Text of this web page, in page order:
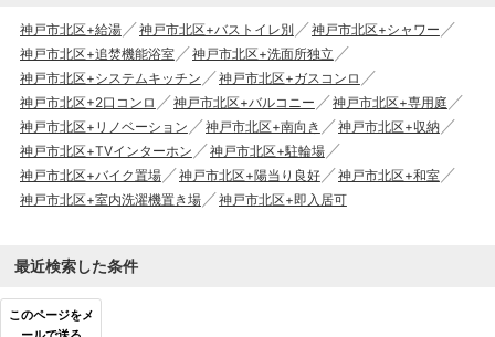
神戸市北区+給湯 神戸市北区+バストイレ別
神戸市北区+シャワー
神戸市北区+追焚機能浴室
神戸市北区+洗面所独立
神戸市北区+システムキッチン
神戸市北区+ガスコンロ
神戸市北区+2口コンロ
神戸市北区+バルコニー
神戸市北区+専用庭
神戸市北区+リノベーション
神戸市北区+南向き
神戸市北区+収納
神戸市北区+TVインターホン
神戸市北区+駐輪場
神戸市北区+バイク置場
神戸市北区+陽当り良好
神戸市北区+和室
神戸市北区+室内洗濯機置き場
神戸市北区+即入居可
最近検索した条件
このページをメ